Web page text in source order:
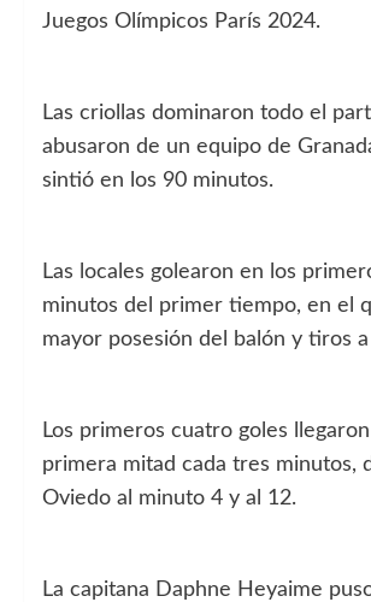
Juegos Olímpicos París 2024.
Las criollas dominaron todo el
abusaron de un equipo de
sintió en los 90 minutos.
Las locales golearon en los
minutos del primer tiempo, en el
mayor posesión del balón y tiros
Los primeros cuatro goles
primera mitad cada tres minutos,
Oviedo al minuto 4 y al 12.
La capitana Daphne Heyaime